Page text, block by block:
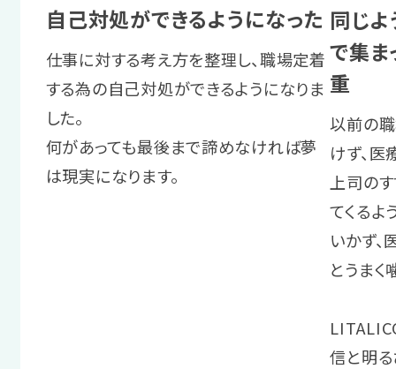
自己対処ができるようになった
仕事に対する考え方を整理し、職場定着
する為の自己対処ができるようになりま
した。
何があっても最後まで諦めなければ夢
は現実になります。
同じ
で集
重
以前の
けず、
上司の
てくる
いかず
とうまく
信と明る